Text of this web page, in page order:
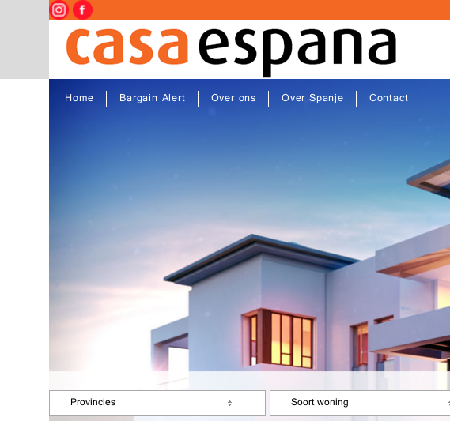
Home Bargain Alert Over ons Over Spanje Contact
Provincies Soort woning